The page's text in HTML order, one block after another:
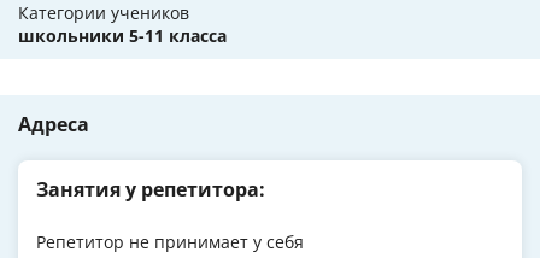
Категории учеников
школьники 5-11 класса
Адреса
Занятия у репетитора:
Репетитор не принимает у себя